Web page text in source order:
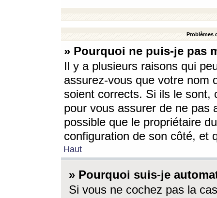
Problèmes
» Pourquoi ne puis-je pas
Il y a plusieurs raisons qui
assurez-vous que votre nom
soient corrects. Si ils le sont,
pour vous assurer de ne pas
possible que le propriétaire
configuration de son côté, et
Haut
» Pourquoi suis-je
Si vous ne cochez pas la